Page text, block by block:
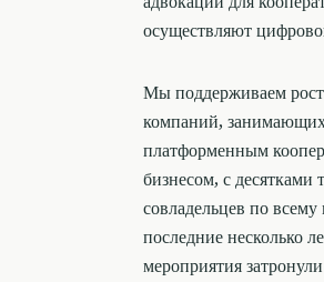
осуществляют
Мы поддерживаем рост
компаний,
платформенным
бизнесом, с десятками
совладельцев по
последние несколько
мероприятия